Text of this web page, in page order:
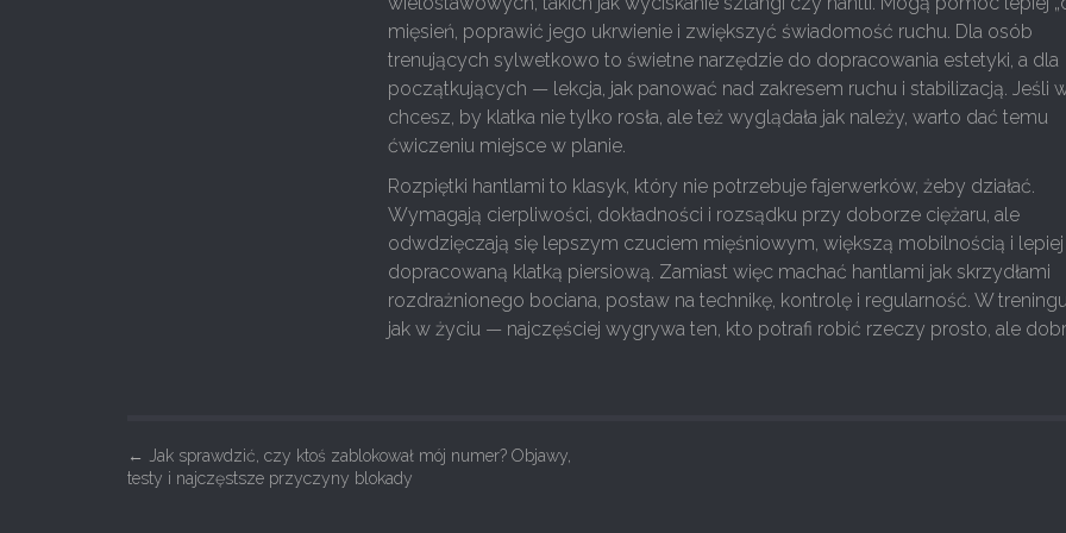
mięsień, poprawić jego ukrwienie i zwiększyć świadomość ruchu. Dla osób
trenujących sylwetkowo to świetne narzędzie do dopracowania estetyki, a dla
początkujących — lekcja, jak panować nad zakresem ruchu i stabilizacją. Jeśli
chcesz, by klatka nie tylko rosła, ale też wyglądała jak należy, warto dać temu
ćwiczeniu miejsce w planie.
Rozpiętki hantlami to klasyk, który nie potrzebuje fajerwerków, żeby działać.
Wymagają cierpliwości, dokładności i rozsądku przy doborze ciężaru, ale
odwdzięczają się lepszym czuciem mięśniowym, większą mobilnością i lepiej
dopracowaną klatką piersiową. Zamiast więc machać hantlami jak skrzydłami
rozdrażnionego bociana, postaw na technikę, kontrolę i regularność. W
jak w życiu — najczęściej wygrywa ten, kto potrafi robić rzeczy prosto, ale
P
o
←
Jak sprawdzić, czy ktoś zablokował mój numer? Objawy,
testy i najczęstsze przyczyny blokady